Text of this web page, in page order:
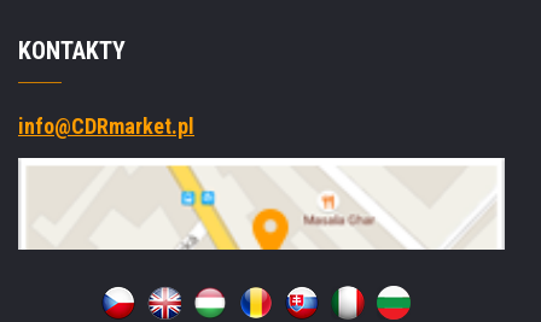
KONTAKTY
info@CDRmarket.pl